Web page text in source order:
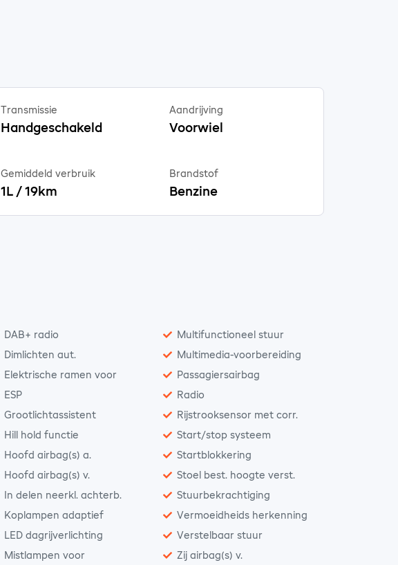
Transmissie
Handgeschakeld
Aandrijving
Voorwiel
Gemiddeld verbruik
1L / 19km
Brandstof
Benzine
DAB+ radio
Dimlichten aut.
Elektrische ramen voor
ESP
Grootlichtassistent
Hill hold functie
Hoofd airbag(s) a.
Hoofd airbag(s) v.
In delen neerkl. achterb.
Koplampen adaptief
LED dagrijverlichting
Mistlampen voor
Multifunctioneel stuur
Multimedia-voorbereiding
Passagiersairbag
Radio
Rijstrooksensor met corr.
Start/stop systeem
Startblokkering
Stoel best. hoogte verst.
Stuurbekrachtiging
Vermoeidheids herkenning
Verstelbaar stuur
Zij airbag(s) v.